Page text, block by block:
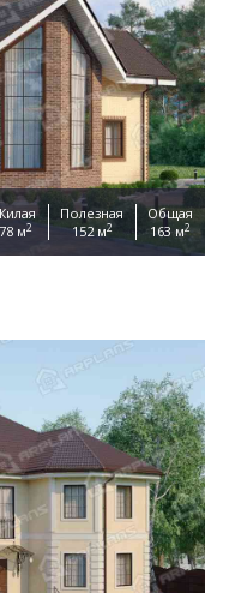
78 м2
Полезная
152 м2
Общая
163 м2